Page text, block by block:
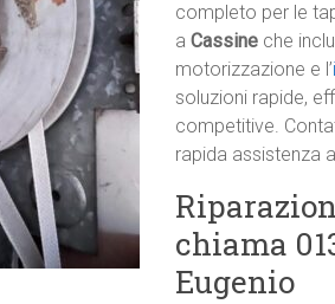
completo per le
a Cassine che
motorizzazione e l’
soluzioni rapide,
competitive.
rapida assistenza
chiama
Eugenio